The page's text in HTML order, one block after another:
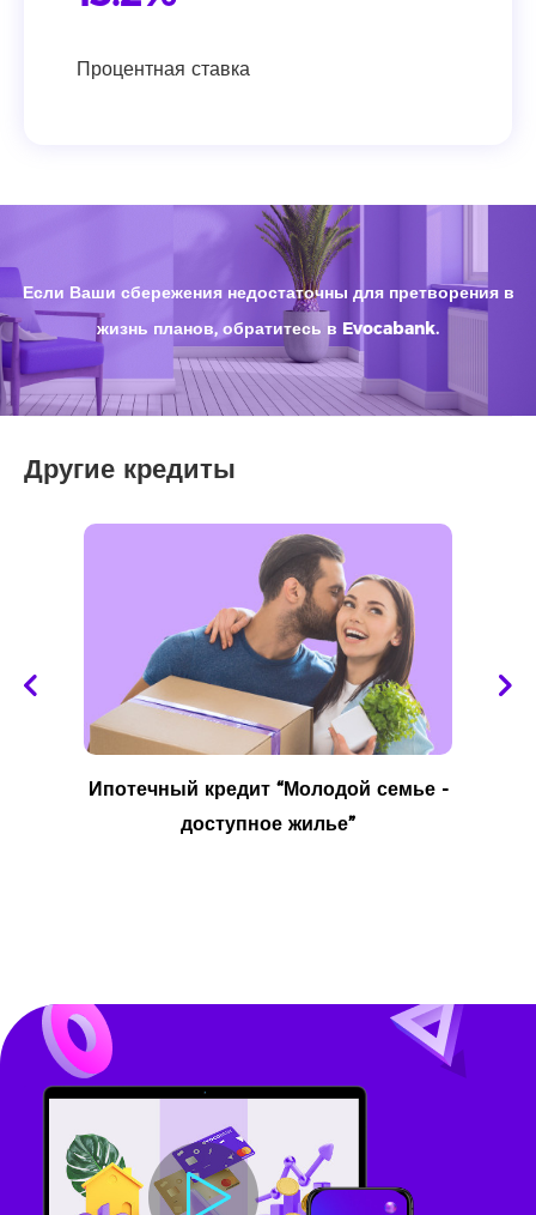
Процентная ставка
Если Ваши сбережения недостаточны для претворения в
жизнь планов, обратитесь в Evocabank.
Другие кредиты
Ипотечный кредит “Молодой семье -
доступное жилье”